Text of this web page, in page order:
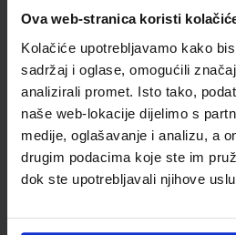
Ova web-stranica koristi
Kolačiće upotrebljavamo kako
sadržaj i oglase, omogućili
analizirali promet. Isto tako,
naše web-lokacije dijelimo s
medije, oglašavanje i analizu, a
drugim podacima koje ste im
dok ste upotrebljavali njihove